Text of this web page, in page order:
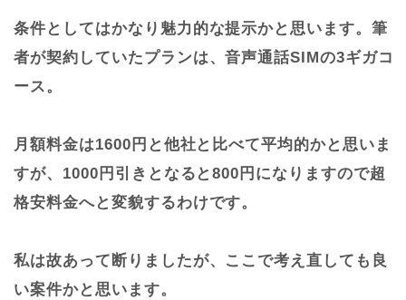
条件としてはかなり魅力的な提示かと思います。筆
者が契約していたプランは、音声通話SIMの3ギガコ
ース。
月額料金は1600円と他社と比べて平均的かと思いま
すが、1000円引きとなると800円になりますので超
格安料金へと変貌するわけです。
私は故あって断りましたが、ここで考え直しても良
い案件かと思います。